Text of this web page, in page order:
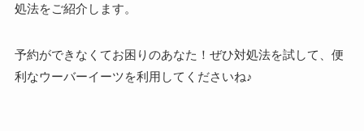
処法をご紹介します。
予約ができなくてお困りのあなた！ぜひ対処法を試して、便
利なウーバーイーツを利用してくださいね♪